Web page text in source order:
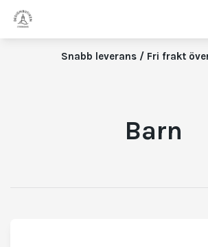
Snabb leverans / Fri frakt
Barn